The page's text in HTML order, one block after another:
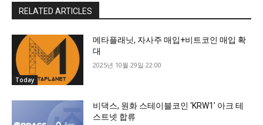
RELATED ARTICLES
Today
메타플래닛, 자사주 매입+비트코인 매입 확
대
2025년 10월 29일 22:00
비댁스, 원화 스테이블코인 ‘KRW1’ 아크 테
스트넷 합류